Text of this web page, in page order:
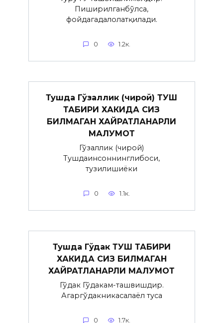
Пиширилганбўлса,
фойдагадалолатқилади.
0 1.2к.
Тушда Гўзаллик (чирой) ТУШ
ТАБИРИ ХАКИДА СИЗ
БИЛМАГАН ХАЙРАТЛАНАРЛИ
МАЛУМОТ
Гўзаллик (чирой)
Тушдаинсоннинглибоси,
тузилишиёки
0 1.1к.
Тушда Гўдак ТУШ ТАБИРИ
ХАКИДА СИЗ БИЛМАГАН
ХАЙРАТЛАНАРЛИ МАЛУМОТ
Гўдак Гўдакғам-ташвишдир.
Агаргўдакникасалаёл туғса
0 1.7к.